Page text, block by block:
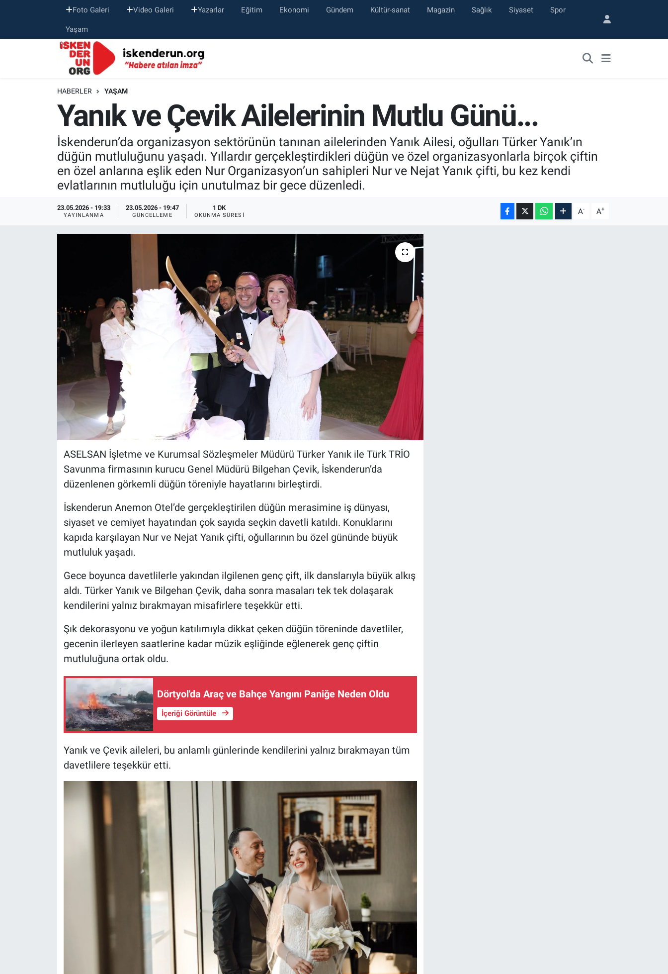
Foto Galeri Video Galeri Yazarlar Eğitim Ekonomi Gündem Kültür-sanat Magazin Sağlık Siyaset Spor
Yaşam
HABERLER YAŞAM
Yanık ve Çevik Ailelerinin Mutlu Günü...
İskenderun’da organizasyon sektörünün tanınan ailelerinden Yanık Ailesi, oğulları Türker Yanık’ın
düğün mutluluğunu yaşadı. Yıllardır gerçekleştirdikleri düğün ve özel organizasyonlarla birçok çiftin
en özel anlarına eşlik eden Nur Organizasyon’un sahipleri Nur ve Nejat Yanık çifti, bu kez kendi
evlatlarının mutluluğu için unutulmaz bir gece düzenledi.
23.05.2026 - 19:33
YAYINLANMA
23.05.2026 - 19:47
GÜNCELLEME
1 DK
OKUNMA SÜRESI A- A+
ASELSAN İşletme ve Kurumsal Sözleşmeler Müdürü Türker Yanık ile Türk TRİO
Savunma firmasının kurucu Genel Müdürü Bilgehan Çevik, İskenderun’da
düzenlenen görkemli düğün töreniyle hayatlarını birleştirdi.
İskenderun Anemon Otel’de gerçekleştirilen düğün merasimine iş dünyası,
siyaset ve cemiyet hayatından çok sayıda seçkin davetli katıldı. Konuklarını
kapıda karşılayan Nur ve Nejat Yanık çifti, oğullarının bu özel gününde büyük
mutluluk yaşadı.
Gece boyunca davetlilerle yakından ilgilenen genç çift, ilk danslarıyla büyük alkış
aldı. Türker Yanık ve Bilgehan Çevik, daha sonra masaları tek tek dolaşarak
kendilerini yalnız bırakmayan misafirlere teşekkür etti.
Şık dekorasyonu ve yoğun katılımıyla dikkat çeken düğün töreninde davetliler,
gecenin ilerleyen saatlerine kadar müzik eşliğinde eğlenerek genç çiftin
mutluluğuna ortak oldu.
Dörtyol'da Araç ve Bahçe Yangını Paniğe Neden Oldu
İçeriği Görüntüle
Yanık ve Çevik aileleri, bu anlamlı günlerinde kendilerini yalnız bırakmayan tüm
davetlilere teşekkür etti.